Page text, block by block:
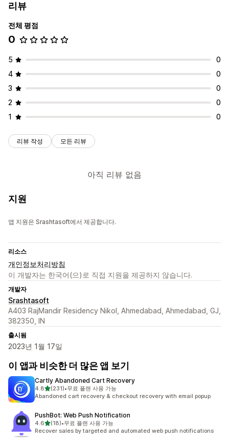
리뷰
전체 평점
0
5
0
4
0
3
0
2
0
1
0
리뷰 작성 모든 리뷰
아직 리뷰 없음
지원
앱 지원은 Srashtasoft에서 제공합니다.
리소스
개인정보처리방침
이 개발자는 한국어(으)로 직접 지원을 제공하지 않습니다.
개발자
Srashtasoft
A403 RajMandir Residency Nikol, Ahmedabad, Ahmedabad, GJ,
382350, IN
출시됨
2023년 1월 17일
이 앱과 비슷한 더 많은 앱 보기
Cartly Abandoned Cart Recovery
4.8별 5개 중
(231)
총 리뷰 231개
•무료 플랜 사용 가능
Abandoned cart recovery & checkout recovery with email popup
PushBot: Web Push Notification
4.6별 5개 중
(18)
총 리뷰 18개
•무료 플랜 사용 가능
Recover sales by targeted and automated web push notifications